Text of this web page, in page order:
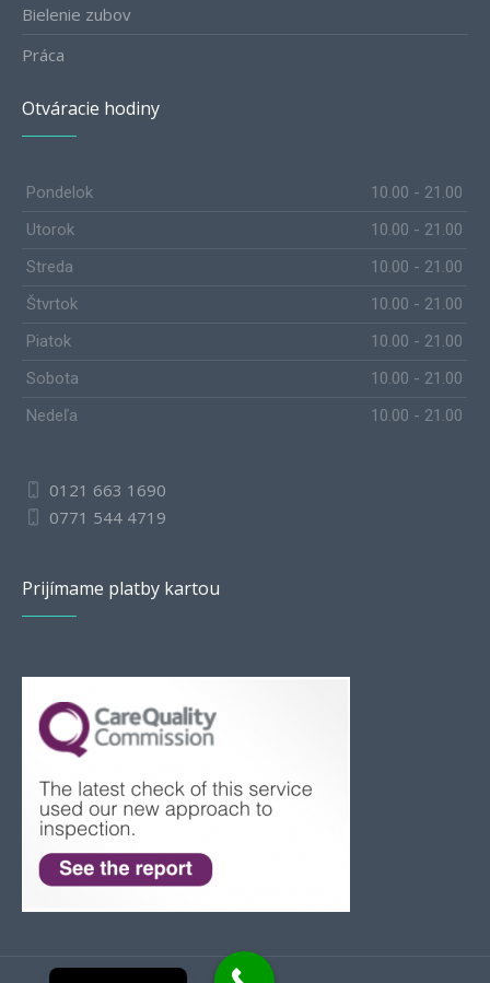
Bielenie zubov
Práca
Otváracie hodiny
Pondelok
10.00 - 21.00
Utorok
10.00 - 21.00
Streda
10.00 - 21.00
Štvrtok
10.00 - 21.00
Piatok
10.00 - 21.00
Sobota
10.00 - 21.00
Nedeľa
10.00 - 21.00
0121 663 1690
0771 544 4719
Prijímame platby kartou
Bulgarian
Romanian